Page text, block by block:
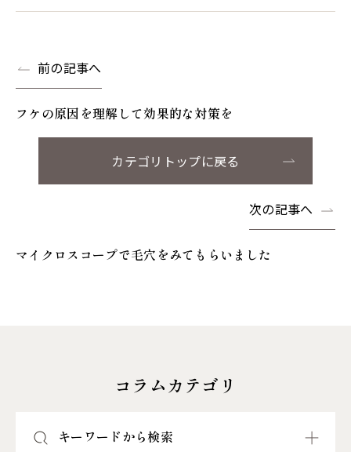
前の記事へ
フケの原因を理解して効果的な対策を
カテゴリトップに戻る
次の記事へ
マイクロスコープで毛穴をみてもらいました
コラムカテゴリ
キーワードから検索